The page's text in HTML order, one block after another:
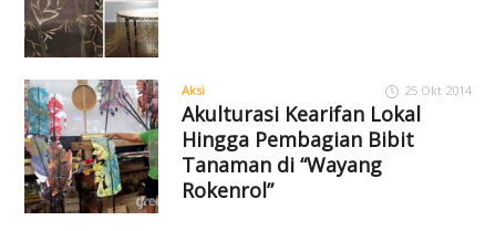
Aksi 25 Okt 2014
Akulturasi Kearifan Lokal
Hingga Pembagian Bibit
Tanaman di “Wayang
Rokenrol”